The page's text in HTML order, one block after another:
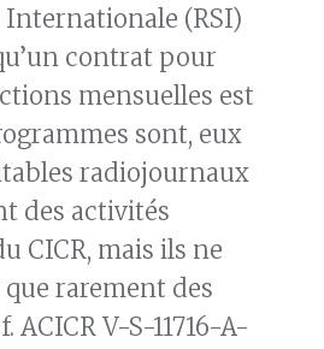
Internationale (RSI)
contrat pour
mensuelles est
sont, eux
radiojournaux
des activités
CICR, mais ils ne
rarement des
ACICR V-S-11716-A-